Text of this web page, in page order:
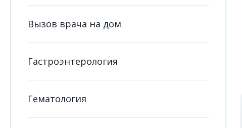
Вызов врача на дом
Гастроэнтерология
Гематология